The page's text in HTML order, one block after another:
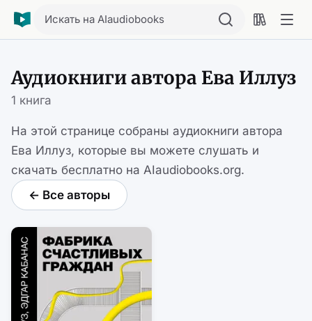
Искать на AIaudiobooks
Аудиокниги автора Ева Иллуз
1 книга
На этой странице собраны аудиокниги автора
Ева Иллуз, которые вы можете слушать и
скачать бесплатно на AIaudiobooks.org.
← Все авторы